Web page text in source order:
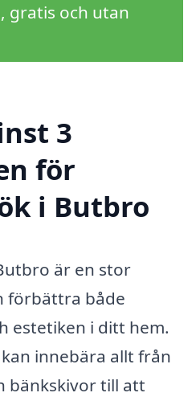
gratis och utan
3
för
i Butbro
är en stor
förbättra både
estetiken i ditt hem.
innebära allt från
bänkskivor till att